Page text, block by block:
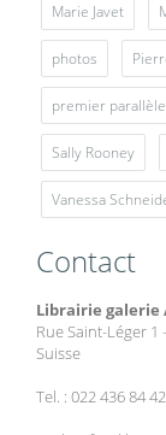
Marie Javet
photos
premier parallèle
Sally Rooney
Vanessa
Contact
Librairie galerie
Rue Saint-Léger 1
Suisse
Tel. : 022 436 84 42